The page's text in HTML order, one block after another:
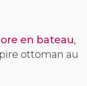
en bateau,
ottoman au